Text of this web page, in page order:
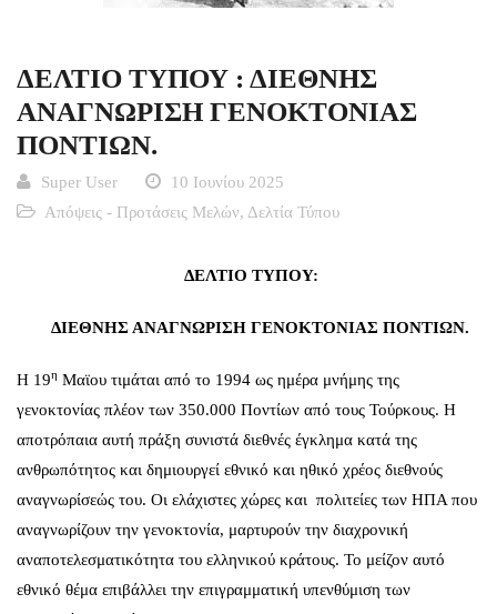
ΔΕΛΤΙΟ ΤΥΠΟΥ : ΔΙΕΘΝΗΣ
ΑΝΑΓΝΩΡΙΣΗ ΓΕΝΟΚΤΟΝΙΑΣ
ΠΟΝΤΙΩΝ.
Super User
10 Ιουνίου 2025
Απόψεις - Προτάσεις Μελών, Δελτία Τύπου
ΔΕΛΤΙΟ ΤΥΠΟΥ:
ΔΙΕΘΝΗΣ ΑΝΑΓΝΩΡΙΣΗ ΓΕΝΟΚΤΟΝΙΑΣ ΠΟΝΤΙΩΝ.
Η 19η Μαϊου τιμάται από το 1994 ως ημέρα μνήμης της
γενοκτονίας πλέον των 350.000 Ποντίων από τους Τούρκους. Η
αποτρόπαια αυτή πράξη συνιστά διεθνές έγκλημα κατά της
ανθρωπότητος και δημιουργεί εθνικό και ηθικό χρέος διεθνούς
αναγνωρίσεώς του. Οι ελάχιστες χώρες και πολιτείες των ΗΠΑ που
αναγνωρίζουν την γενοκτονία, μαρτυρούν την διαχρονική
αναποτελεσματικότητα του ελληνικού κράτους. Το μείζον αυτό
εθνικό θέμα επιβάλλει την επιγραμματική υπενθύμιση των